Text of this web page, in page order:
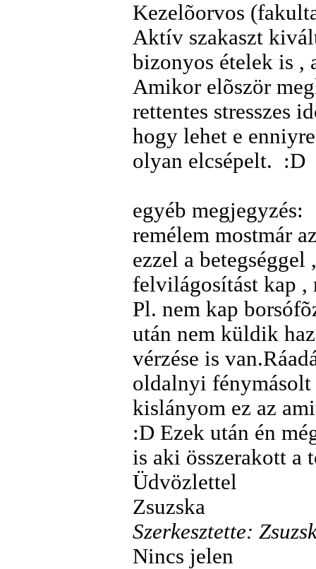
Kezelõorvos
Aktív szakaszt
bizonyos ételek is ,
Amikor elõször
rettentes stresszes
hogy lehet e
olyan elcsépelt. :D
egyéb megjegyzés:
remélem mostmár
ezzel a
felvilágosítást kap
Pl. nem kap
után nem küldik
vérzése is
oldalnyi fénymásolt
kislányom ez az
:D Ezek után én
is aki összerakott a
Üdvözlettel
Zsuzska
Szerkesztette:
Nincs jelen